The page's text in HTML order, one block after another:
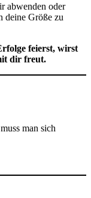
abwenden oder
deine Größe zu
feierst, wirst
dir freut.
man sich